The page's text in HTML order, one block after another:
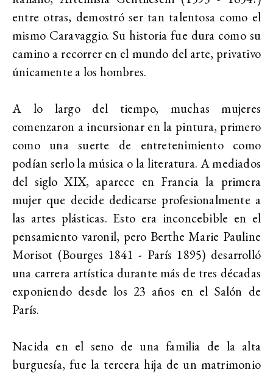
entre otras, demostró ser tan talentosa como el
mismo Caravaggio. Su historia fue dura como su
camino a recorrer en el mundo del arte, privativo
únicamente a los hombres.
A lo largo del tiempo, muchas mujeres
comenzaron a incursionar en la pintura, primero
como una suerte de entretenimiento como
podían serlo la música o la literatura. A mediados
del siglo XIX, aparece en Francia la primera
mujer que decide dedicarse profesionalmente a
las artes plásticas. Esto era inconcebible en el
pensamiento varonil, pero Berthe Marie Pauline
Morisot (Bourges 1841 - París 1895) desarrolló
una carrera artística durante más de tres décadas
exponiendo desde los 23 años en el Salón de
París.
Nacida en el seno de una familia de la alta
burguesía, fue la tercera hija de un matrimonio